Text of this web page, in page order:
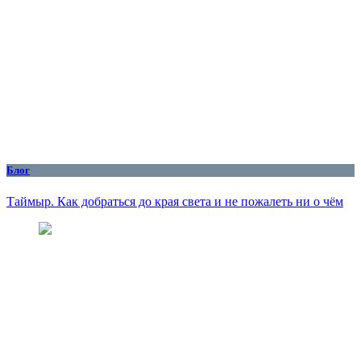
Блог
Таймыр. Как добраться до края света и не пожалеть ни о чём